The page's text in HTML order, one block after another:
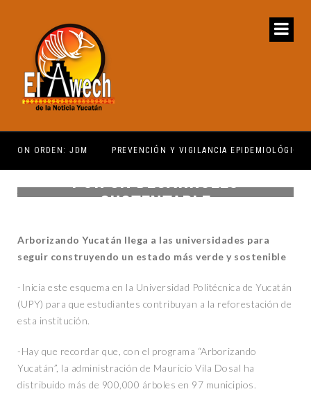
PREVENCIÓN Y VIGILANCIA EPIDEMIOLÓGICA
POR UN DESARROLLO
SUSTENTABLE
Arborizando Yucatán llega a las universidades para
seguir construyendo un estado más verde y sostenible
-Inicia este esquema en la Universidad Politécnica de Yucatán
(UPY) para que estudiantes contribuyan a la reforestación de
esta institución.
-Hay que recordar que, con el programa “Arborizando
Yucatán”, la administración de Mauricio Vila Dosal ha
distribuido más de 900,000 árboles en 97 municipios.